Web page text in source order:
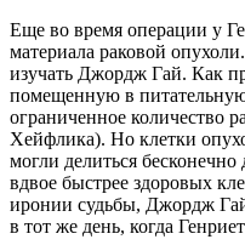
Еще во время операции у
материала раковой
изучать Джордж Гай. Как
помещенную в
ограниченное количество
Хейфлика). Но клетки
могли делиться
вдвое быстрее здоровых
иронии судьбы, Джордж
в тот же день, когда